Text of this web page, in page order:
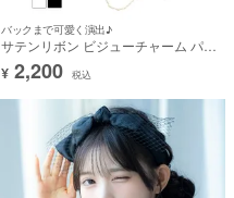
バックまで可愛く演出♪
サテンリボン ビジューチャーム パー
ルチェーン ツイン バレッタ ヘアアク
セサリー
¥ 2,200 税込